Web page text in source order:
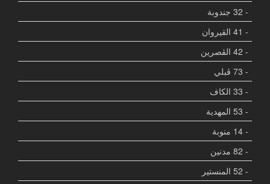
- 32 جندوبة
- 41 القيروان
- 42 الڨصرين
- 73 ڨبلي
- 33 الكاف
- 53 المهدية
- 14 منوبة
- 82 مدنين
- 52 المنستير